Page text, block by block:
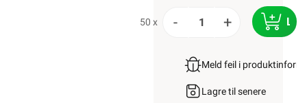
50 x - +
Meld feil i
Lagre til senere